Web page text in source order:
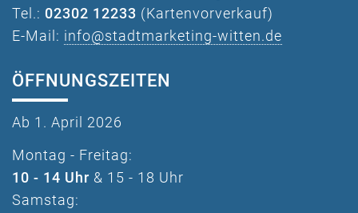
Tel.: 02302 12233 (Kartenvorverkauf)
E-Mail: info@stadtmarketing-witten.de
ÖFFNUNGSZEITEN
Ab 1. April 2026
Montag - Freitag:
10 - 14 Uhr & 15 - 18 Uhr
Samstag: